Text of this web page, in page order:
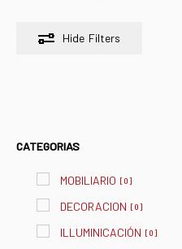
Hide Filters
CATEGORIAS
MOBILIARIO [0]
DECORACION [0]
ILLUMINICACIÓN [0]